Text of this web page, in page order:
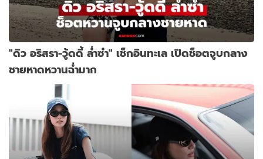
"ดิว อริสรา-วู้ดดี้ ล่ำซำ" เช็กอินทะเล เปิดช็อตจูบกลาง
ชายหาดหวานฉ่ำมาก